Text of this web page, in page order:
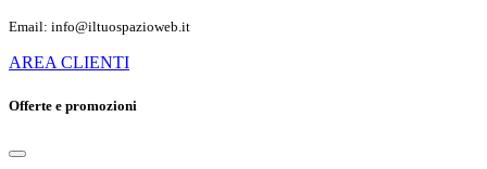
Email: info@iltuospazioweb.it
AREA CLIENTI
Offerte e promozioni